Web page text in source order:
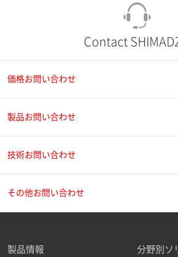
ご勤務先
Contact
価格お問い合わせ
製品お問い合わせ
技術お問い合わせ
その他お問い合わせ
製品情報 分野別ソ